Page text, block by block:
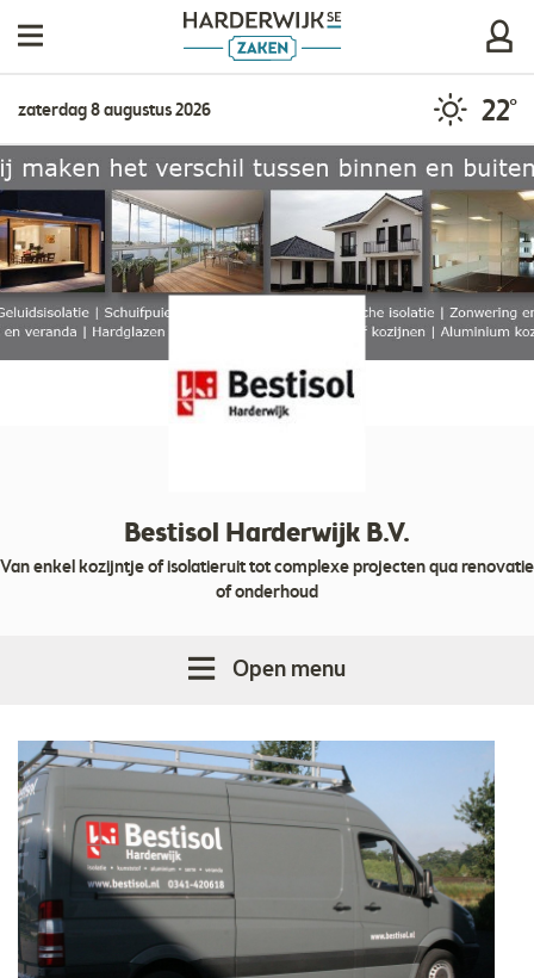
zaterdag 8 augustus 2026 22°
Bestisol Harderwijk B.V.
Van enkel kozijntje of isolatieruit tot complexe projecten qua renovatie
of onderhoud
Open menu